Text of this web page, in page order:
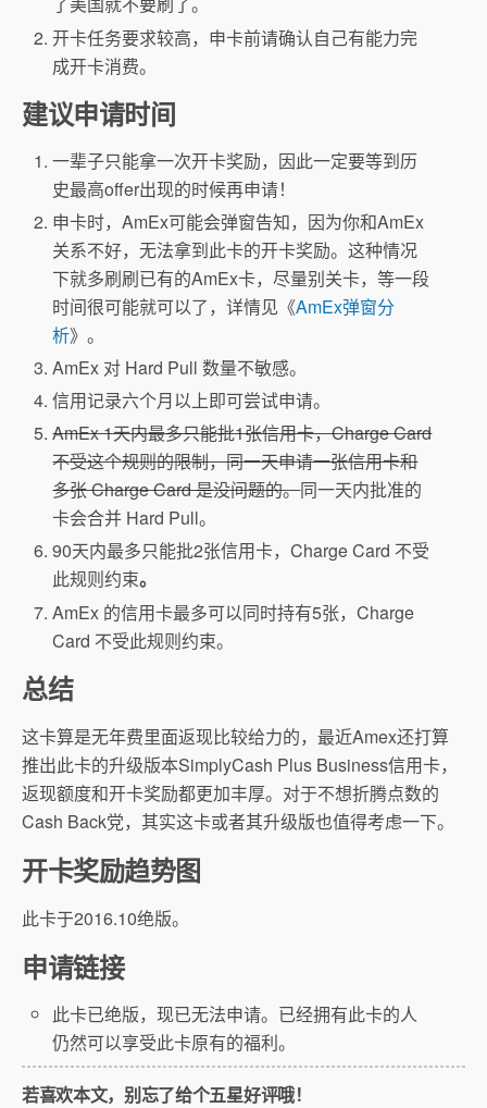
开卡任务要求较高，申卡前请确认自己有能力完
成开卡消费。
建议申请时间
一辈子只能拿一次开卡奖励，因此一定要等到历
史最高offer出现的时候再申请！
申卡时，AmEx可能会弹窗告知，因为你和AmEx
关系不好，无法拿到此卡的开卡奖励。这种情况
下就多刷刷已有的AmEx卡，尽量别关卡，等一段
时间很可能就可以了，详情见《AmEx弹窗分
析》。
AmEx 对 Hard Pull 数量不敏感。
信用记录六个月以上即可尝试申请。
AmEx 1天内最多只能批1张信用卡，Charge Card
不受这个规则的限制，同一天申请一张信用卡和
多张 Charge Card 是没问题的。同一天内批准的
卡会合并 Hard Pull。
90天内最多只能批2张信用卡，Charge Card 不受
此规则约束。
AmEx 的信用卡最多可以同时持有5张，Charge
Card 不受此规则约束。
总结
这卡算是无年费里面返现比较给力的，最近Amex还打算
推出此卡的升级版本SimplyCash Plus Business信用卡，
返现额度和开卡奖励都更加丰厚。对于不想折腾点数的
Cash Back党，其实这卡或者其升级版也值得考虑一下。
开卡奖励趋势图
此卡于2016.10绝版。
申请链接
此卡已绝版，现已无法申请。已经拥有此卡的人
仍然可以享受此卡原有的福利。
若喜欢本文，别忘了给个五星好评哦！